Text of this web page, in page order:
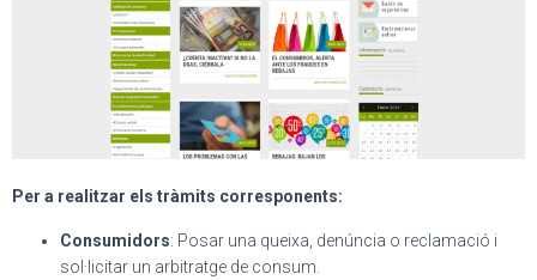
Per a realitzar els tràmits corresponents:
Consumidors: Posar una queixa, denúncia o reclamació i
sol·licitar un arbitratge de consum.